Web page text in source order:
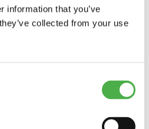
information that you’ve
collected from your use